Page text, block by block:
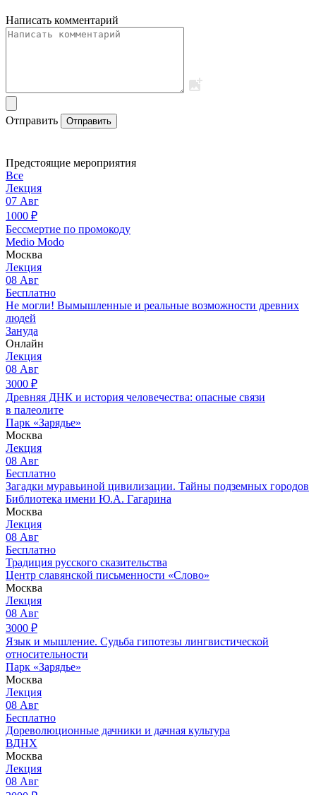
Написать комментарий
Отправить Отправить
Предстоящие мероприятия
Все
Лекция
07 Авг
1000 ₽
Бессмертие по промокоду
Medio Modo
Москва
Лекция
08 Авг
Бесплатно
Не могли! Вымышленные и реальные возможности древних
людей
Зануда
Онлайн
Лекция
08 Авг
3000 ₽
Древняя ДНК и история человечества: опасные связи
в палеолите
Парк «Зарядье»
Москва
Лекция
08 Авг
Бесплатно
Загадки муравьиной цивилизации. Тайны подземных городов
Библиотека имени Ю.А. Гагарина
Москва
Лекция
08 Авг
Бесплатно
Традиция русского сказительства
Центр славянской письменности «Слово»
Москва
Лекция
08 Авг
3000 ₽
Язык и мышление. Судьба гипотезы лингвистической
относительности
Парк «Зарядье»
Москва
Лекция
08 Авг
Бесплатно
Дореволюционные дачники и дачная культура
ВДНХ
Москва
Лекция
08 Авг